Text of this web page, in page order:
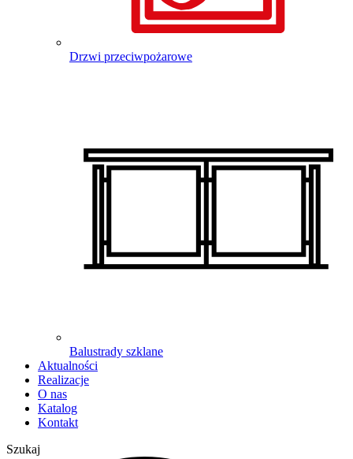
Drzwi przeciwpożarowe
Balustrady szklane
Aktualności
Realizacje
O nas
Katalog
Kontakt
Szukaj